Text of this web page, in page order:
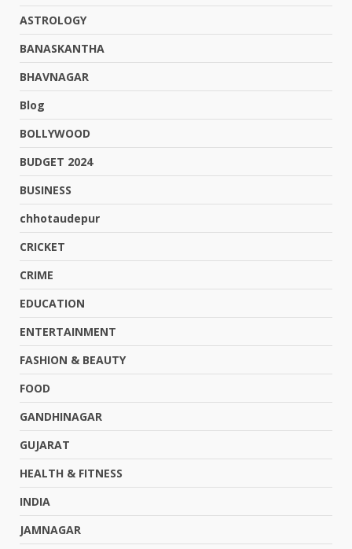
ASTROLOGY
BANASKANTHA
BHAVNAGAR
Blog
BOLLYWOOD
BUDGET 2024
BUSINESS
chhotaudepur
CRICKET
CRIME
EDUCATION
ENTERTAINMENT
FASHION & BEAUTY
FOOD
GANDHINAGAR
GUJARAT
HEALTH & FITNESS
INDIA
JAMNAGAR